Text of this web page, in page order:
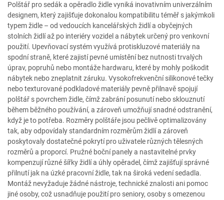
Polštář pro sedák a opěradlo židle vyniká inovativním univerzálním
designem, který zajišťuje dokonalou kompatibilitu téměř s jakýmkoli
typem židle – od vedoucích kancelářských židlí a obyčejných
stolních židlí až po interiéry vozidel a nábytek určený pro venkovní
použití. Upevňovací systém využívá protiskluzové materiály na
spodní straně, které zajistí pevné umístění bez nutnosti trvalých
úprav, popruhů nebo montáže hardwaru, které by mohly poškodit
nábytek nebo zneplatnit záruku. Vysokofrekvenční silikonové tečky
nebo texturované podkladové materiály pevně přilnavě spojují
polštář s povrchem židle, čímž zabrání posunutí nebo sklouznutí
během běžného používání, a zároveň umožňují snadné odstranění,
když je to potřeba. Rozměry polštáře jsou pečlivě optimalizovány
tak, aby odpovídaly standardním rozměrům židlí a zároveň
poskytovaly dostatečné pokrytí pro uživatele různých tělesných
rozměrů a proporcí. Pružné boční panely a nastavitelné prvky
kompenzují různé šířky židlí a úhly opěradel, čímž zajišťují správné
přilnutí jak na úzké pracovní židle, tak na široká vedení sedadla.
Montáž nevyžaduje žádné nástroje, technické znalosti ani pomoc
jiné osoby, což usnadňuje použití pro seniory, osoby s omezenou